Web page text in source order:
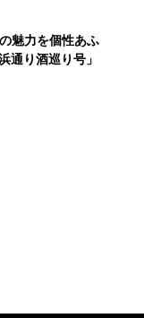
魅力を個性あふ
り酒巡り号」